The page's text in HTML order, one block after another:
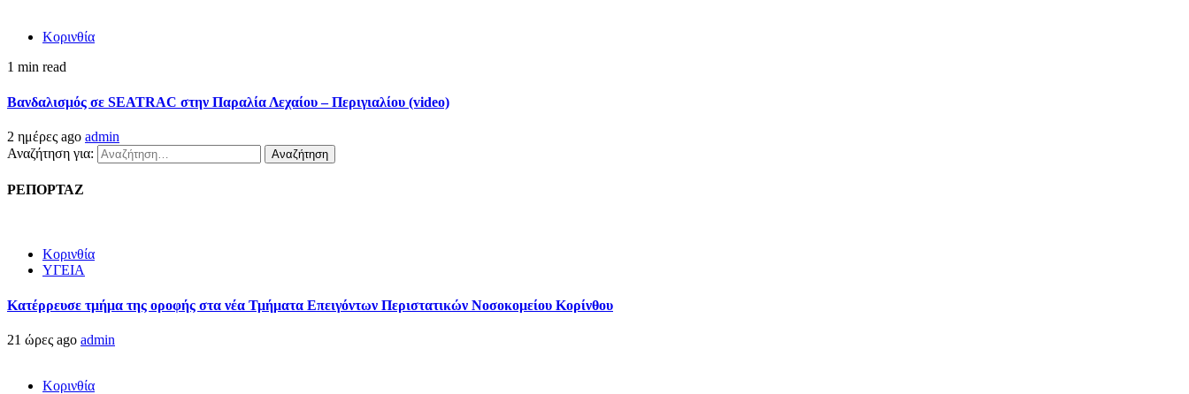
Κορινθία
1 min read
Βανδαλισμός σε SEATRAC στην Παραλία Λεχαίου – Περιγιαλίου (video)
2 ημέρες ago admin
Αναζήτηση για:
ΡΕΠΟΡΤΑΖ
Κορινθία
ΥΓΕΙΑ
Kατέρρευσε τμήμα της οροφής στα νέα Τμήματα Επειγόντων Περιστατικών Νοσοκομείου Κορίνθου
21 ώρες ago admin
Κορινθία